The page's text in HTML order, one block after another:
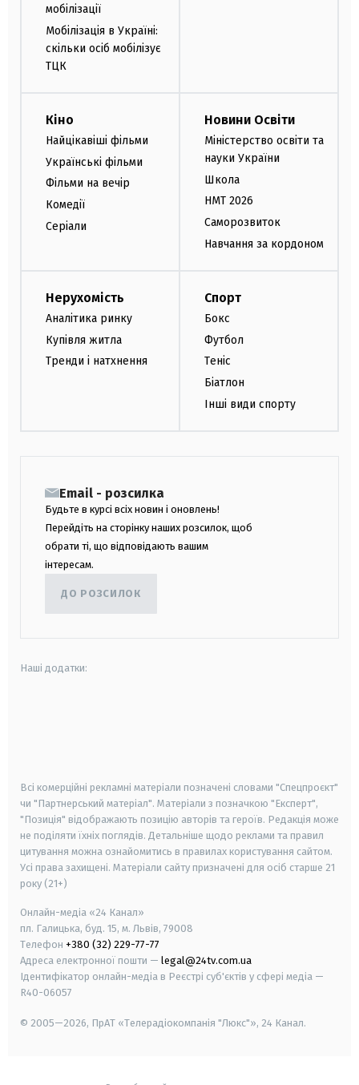
мобілізації
Мобілізація в Україні:
скільки осіб мобілізує
ТЦК
Кіно
Найцікавіші фільми
Українські фільми
Фільми на вечір
Комедії
Серіали
Новини Освіти
Міністерство освіти та
науки України
Школа
НМТ 2026
Саморозвиток
Навчання за кордоном
Нерухомість
Аналітика ринку
Купівля житла
Тренди і натхнення
Спорт
Бокс
Футбол
Теніс
Біатлон
Інші види спорту
Email - розсилка
Будьте в курсі всіх новин і оновлень!
Перейдіть на сторінку наших розсилок, щоб
обрати ті, що відповідають вашим
інтересам.
ДО РОЗСИЛОК
Наші додатки:
Всі комерційні рекламні матеріали позначені словами "Спецпроєкт"
чи "Партнерський матеріал". Матеріали з позначкою "Експерт",
"Позиція" відображають позицію авторів та героїв. Редакція може
не поділяти їхніх поглядів. Детальніше щодо реклами та правил
цитування можна ознайомитись в правилах користування сайтом.
Усі права захищені. Матеріали сайту призначені для осіб старше 21
року (21+)
Онлайн-медіа «24 Канал»
пл. Галицька, буд. 15, м. Львів, 79008
Телефон +380 (32) 229-77-77
Адреса електронної пошти — legal@24tv.com.ua
Ідентифікатор онлайн-медіа в Реєстрі суб'єктів у сфері медіа —
R40-06057
© 2005—2026, ПрАТ «Телерадіокомпанія "Люкс"», 24 Канал.